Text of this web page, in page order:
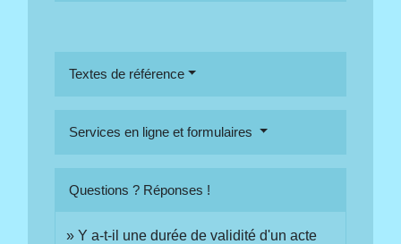
Textes de référence
Services en ligne et formulaires
Questions ? Réponses !
Y a-t-il une durée de validité d'un acte